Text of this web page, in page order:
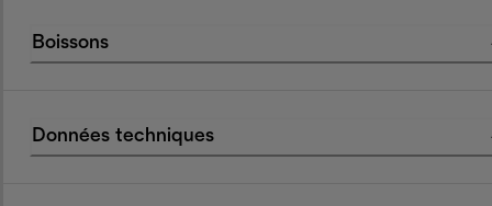
Boissons
Données techniques